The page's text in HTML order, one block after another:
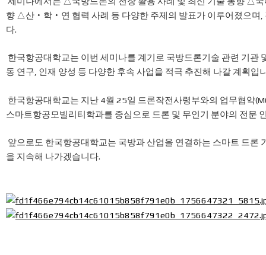
향 △산‧학‧연 협력 사례 등 다양한 주제의 발표가 이루어졌으며,
다.
한국항공대학교는 이번 세미나를 계기로 국방드론기술 관련 기관
동 연구, 인재 양성 등 다양한 후속 사업을 적극 추진해 나갈 계획입
한국항공대학교는 지난 4월 25일 드론작전사령부와의 업무협약
스마트항공모빌리티학과를 중심으로 드론 및 무인기 분야의 전문
앞으로도 한국항공대학교는 국방과 산업을 연결하는 스마트 드론
을 지속해 나가겠습니다.